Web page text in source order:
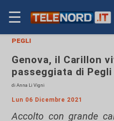
☰
pegli
Genova, il Carillon
passeggiata di Pegli
di Anna Li Vigni
Lun 06 Dicembre 2021
Accolto con grande